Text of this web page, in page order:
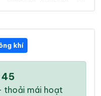
khí
45
thoải mái hoạt